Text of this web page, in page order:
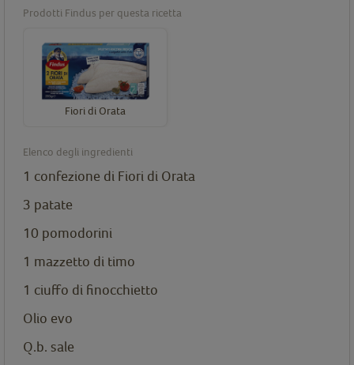
Prodotti Findus per questa ricetta
Fiori di Orata
Elenco degli ingredienti
1 confezione di Fiori di Orata
3 patate
10 pomodorini
1 mazzetto di timo
1 ciuffo di finocchietto
Olio evo
Q.b. sale